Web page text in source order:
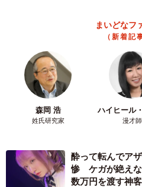
◆はいどろ漫画 日常の事件や
け！【はいどろ漫画】の
Instagramはこちら→
https://www.instagram.com/
◇ ◇
まいどなフ
（新着記
森岡 浩
姓氏研究家
ハイヒール
漫才師
酔って転んでア
惨 ケガが絶え
数万円を渡す神